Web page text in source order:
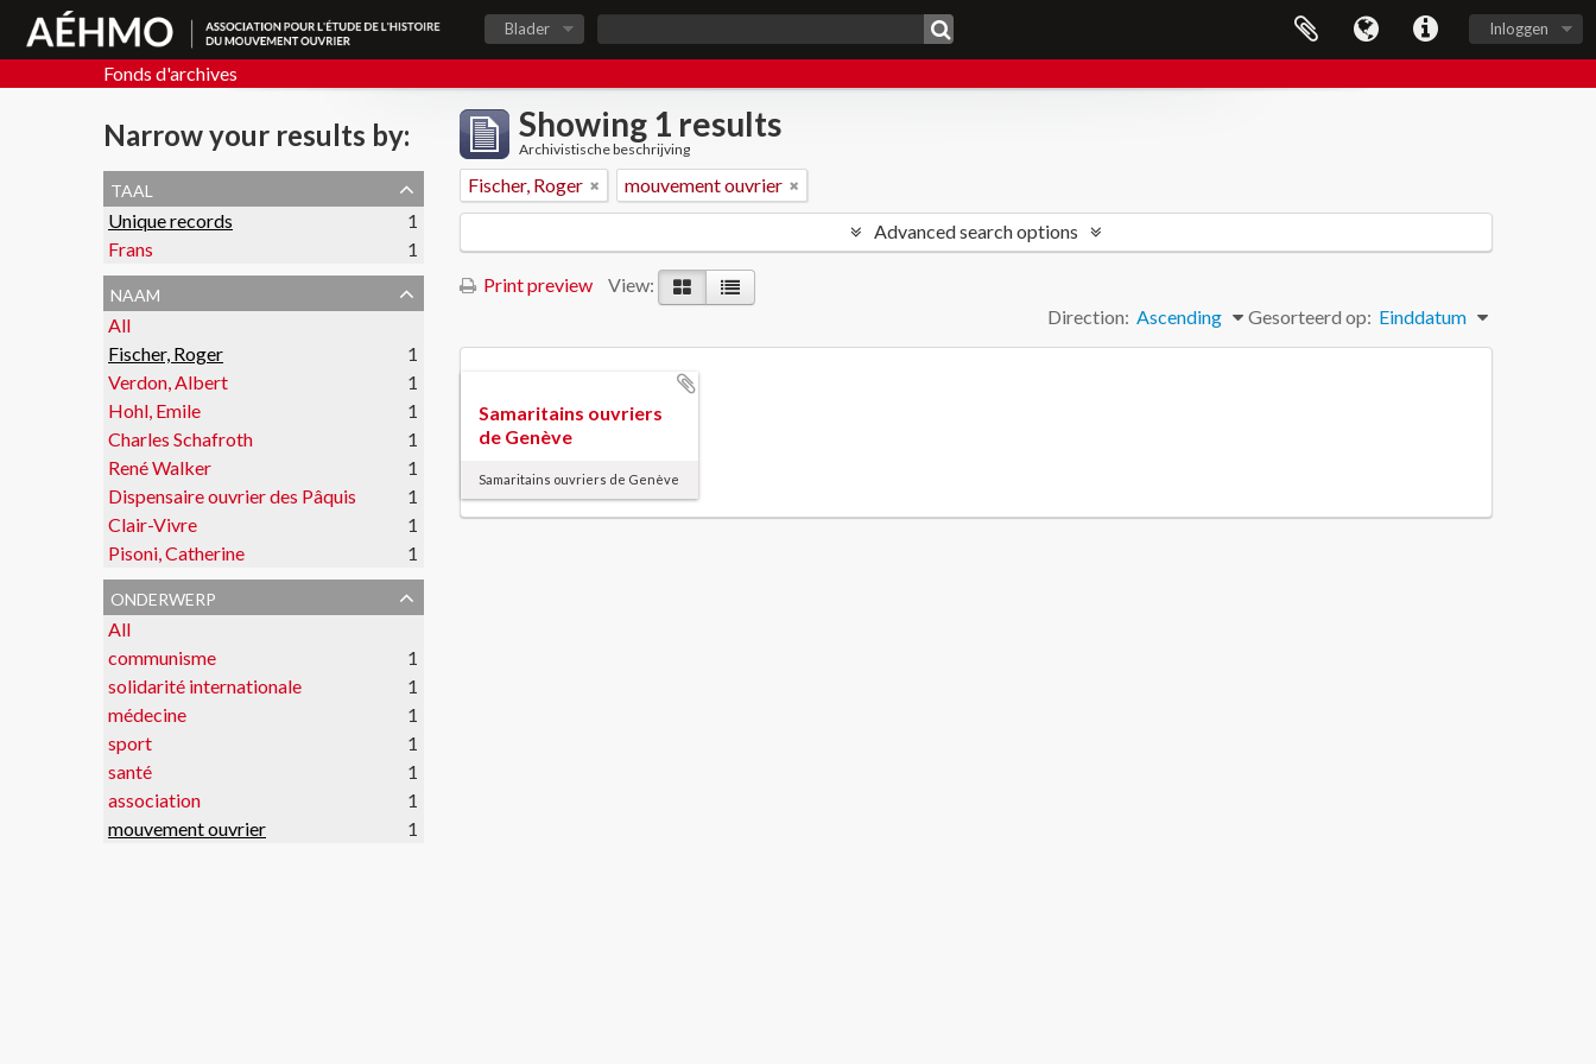
Inloggen
Blader
Fonds d'archives
Narrow your results by:
taal
Unique records
1
Frans
1
naam
All
Fischer, Roger
1
Verdon, Albert
1
Hohl, Emile
1
Charles Schafroth
1
René Walker
1
Dispensaire ouvrier des Pâquis
1
Clair-Vivre
1
Pisoni, Catherine
1
onderwerp
All
communisme
1
solidarité internationale
1
médecine
1
sport
1
santé
1
association
1
mouvement ouvrier
1
Showing 1 results
Archivistische beschrijving
Fischer, Roger mouvement ouvrier
Advanced search options
Print preview
View:
Gesorteerd op: Einddatum
Direction: Ascending
Samaritains ouvriers
de Genève
Samaritains ouvriers de Genève